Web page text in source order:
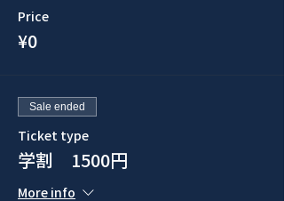
Price
¥0
Sale ended
Ticket type
学割 1500円
More info